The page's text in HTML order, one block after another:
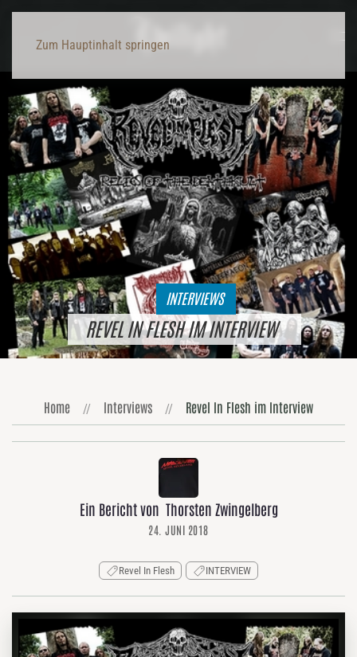
Zum Hauptinhalt springen
INTERVIEWS
REVEL IN FLESH IM INTERVIEW
Home Interviews Revel In Flesh im Interview
Ein Bericht von Thorsten Zwingelberg
24. JUNI 2018
Revel In Flesh INTERVIEW